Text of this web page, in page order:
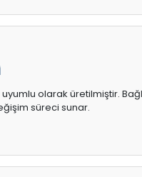
olarak üretilmiştir.
süreci sunar.